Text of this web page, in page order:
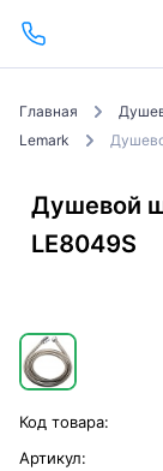
Главная
Lemark
Душевой
LE8049S
Код товара:
Артикул: